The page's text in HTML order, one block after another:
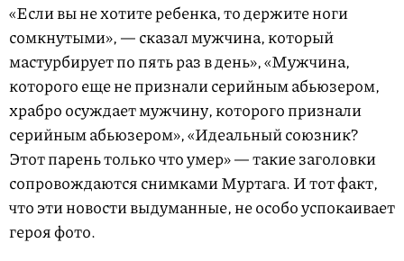
«Если вы не хотите ребенка, то держите ноги
сомкнутыми», — сказал мужчина, который
мастурбирует по пять раз в день», «Мужчина,
которого еще не признали серийным абьюзером,
храбро осуждает мужчину, которого признали
серийным абьюзером», «Идеальный союзник?
Этот парень только что умер» — такие заголовки
сопровождаются снимками Муртага. И тот факт,
что эти новости выдуманные, не особо успокаивает
героя фото.